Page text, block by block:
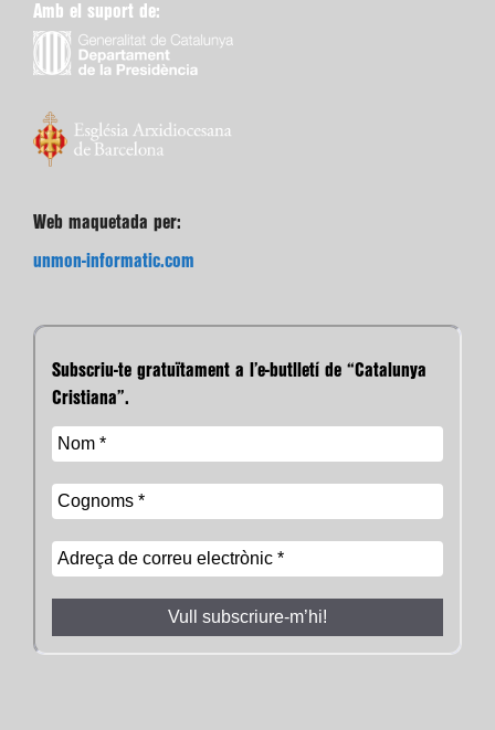
Amb el suport de:
Web maquetada per:
unmon-informatic.com
Subscriu-te gratuïtament a l’e-butlletí de “Catalunya
Cristiana”.